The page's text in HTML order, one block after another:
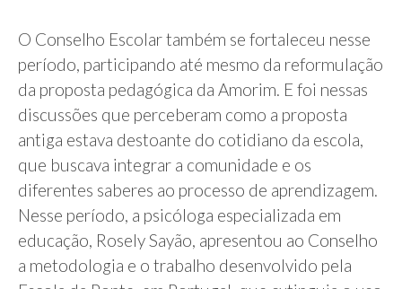
O Conselho Escolar também se fortaleceu nesse
período, participando até mesmo da reformulação
da proposta pedagógica da Amorim. E foi nessas
discussões que perceberam como a proposta
antiga estava destoante do cotidiano da escola,
que buscava integrar a comunidade e os
diferentes saberes ao processo de aprendizagem.
Nesse período, a psicóloga especializada em
educação, Rosely Sayão, apresentou ao Conselho
a metodologia e o trabalho desenvolvido pela